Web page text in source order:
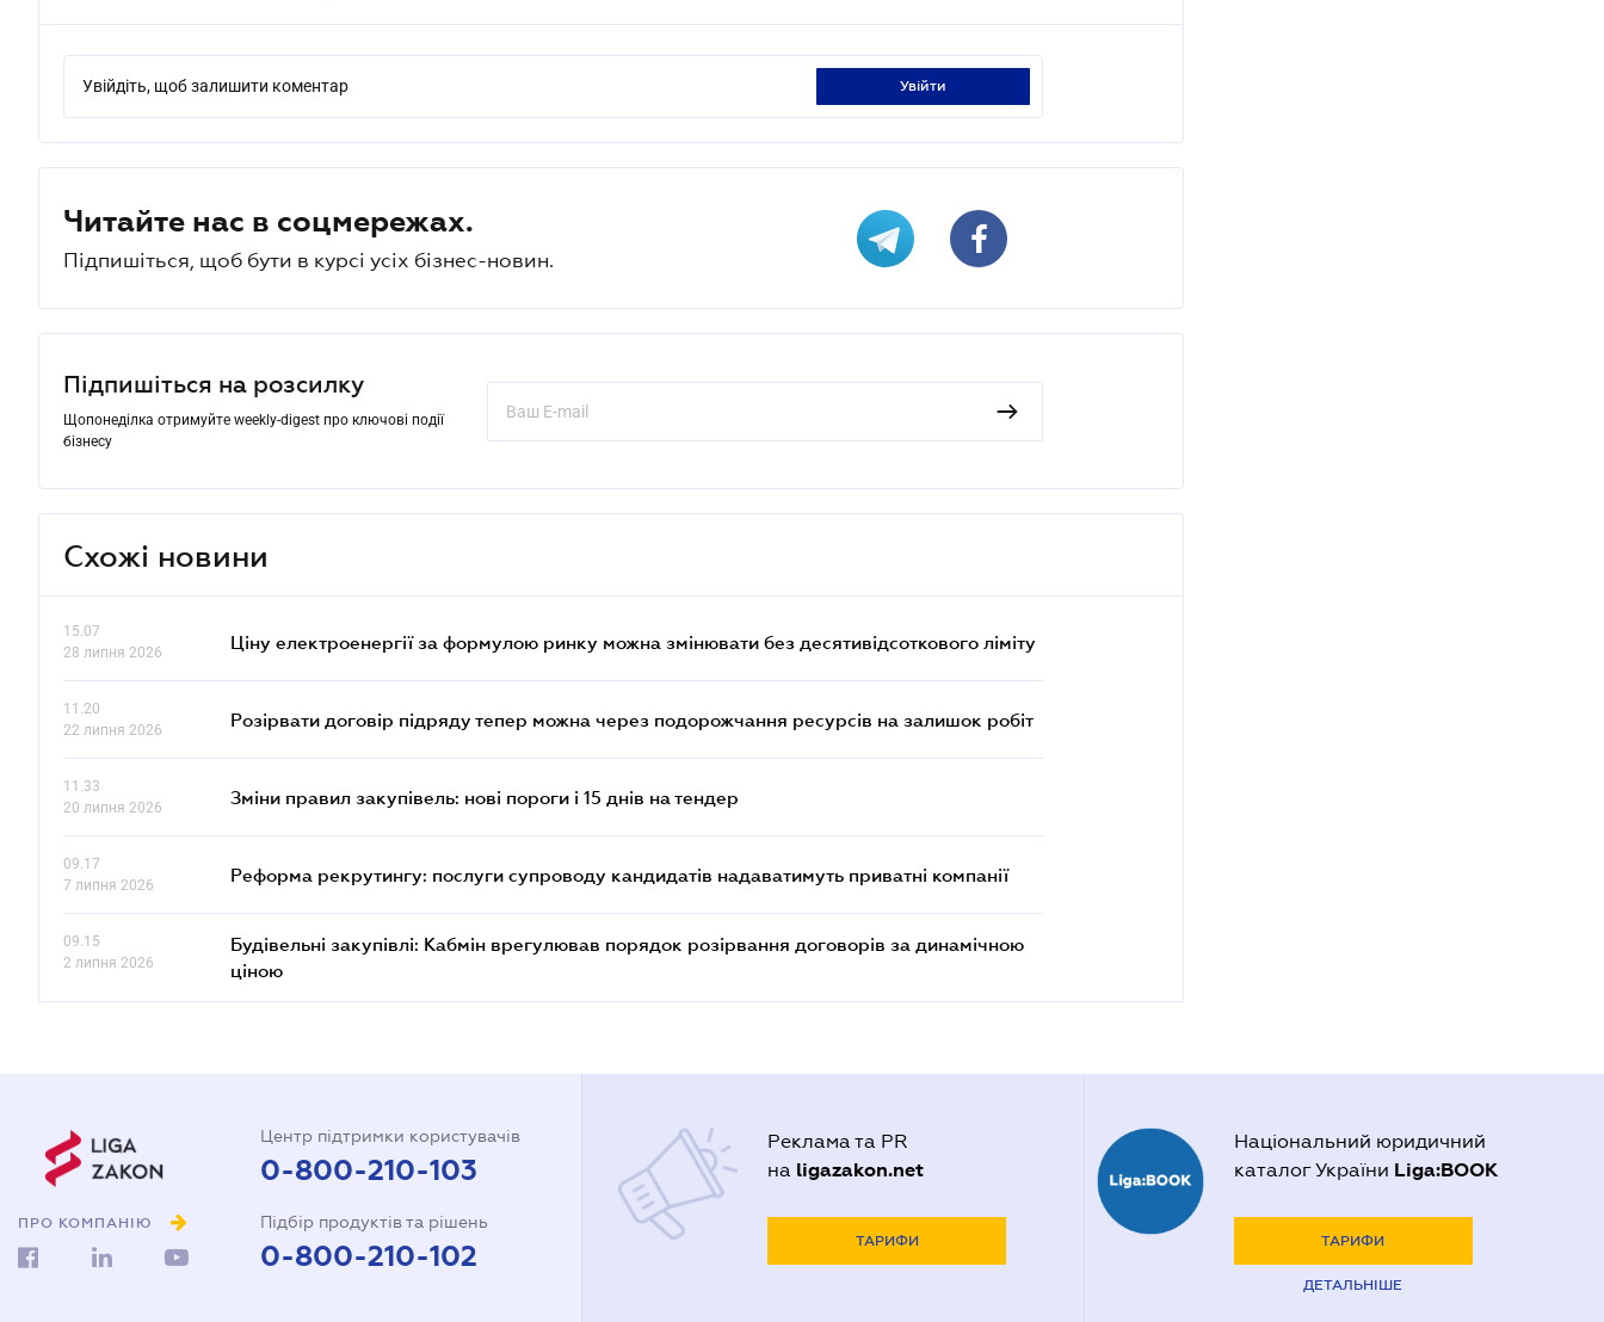
Увійдіть, щоб залишити коментар увійти
Читайте нас в соцмережах.
Підпишіться, щоб бути в курсі усіх бізнес-новин.
Підпишіться на розсилку
Щопонеділка отримуйте weekly-digest про ключові події
бізнесу
Схожі новини
15.07
28 липня 2026
Ціну електроенергії за формулою ринку можна змінювати без десятивідсоткового ліміту
11.20
22 липня 2026
Розірвати договір підряду тепер можна через подорожчання ресурсів на залишок робіт
11.33
20 липня 2026
Зміни правил закупівель: нові пороги і 15 днів на тендер
09.17
7 липня 2026
Реформа рекрутингу: послуги супроводу кандидатів надаватимуть приватні компанії
09.15
2 липня 2026
Будівельні закупівлі: Кабмін врегулював порядок розірвання договорів за динамічною
ціною
ПРО КОМПАНІЮ
Центр підтримки користувачів
0-800-210-103
Підбір продуктів та рішень
0-800-210-102
Реклама та PR
на ligazakon.net
ТАРИФИ
Національний юридичний
каталог України Liga:BOOK
ТАРИФИ
ДЕТАЛЬНІШЕ